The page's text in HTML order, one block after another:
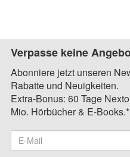
Verpasse keine
Abonniere jetzt unseren
Rabatte und Neuigkeiten.
Extra-Bonus: 60 Tage
Mio. Hörbücher & E-Books.*